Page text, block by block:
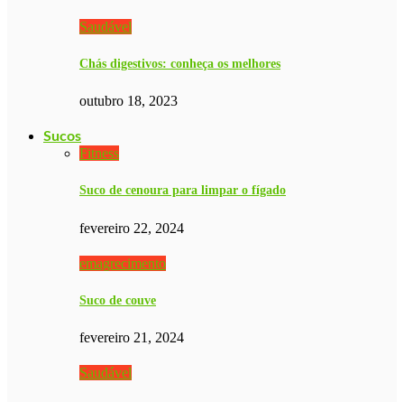
Saudável
Chás digestivos: conheça os melhores
outubro 18, 2023
Sucos
Fitness
Suco de cenoura para limpar o fígado
fevereiro 22, 2024
emagrecimento
Suco de couve
fevereiro 21, 2024
Saudável